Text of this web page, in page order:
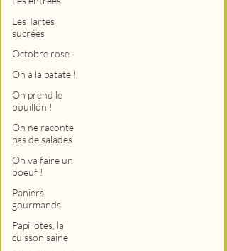
Les Tartes
sucrées
Octobre rose
On a la patate !
On prend le
bouillon !
On ne raconte
pas de salades
On va faire un
boeuf !
Paniers
gourmands
Papillotes, la
cuisson saine